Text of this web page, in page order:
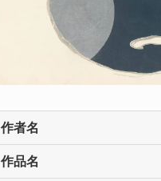
作者名
作品名